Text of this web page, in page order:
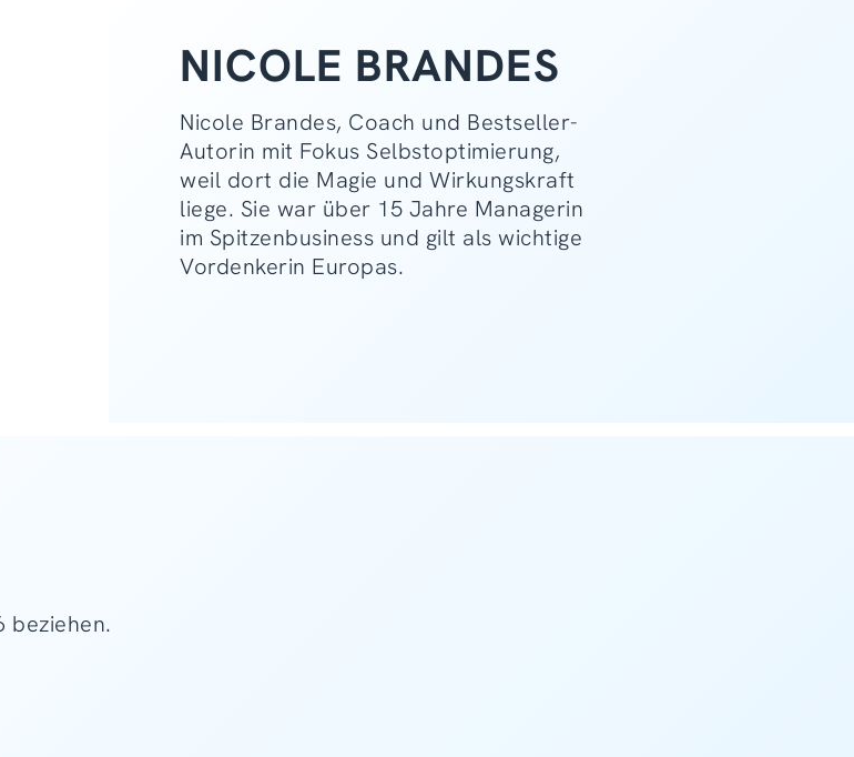
NICOLE BRANDES
Nicole Brandes, Coach und Bestseller-
Autorin mit Fokus Selbstoptimierung,
weil dort die Magie und Wirkungskraft
liege. Sie war über 15 Jahre Managerin
im Spitzenbusiness und gilt als wichtige
Vordenkerin Europas.
beziehen.